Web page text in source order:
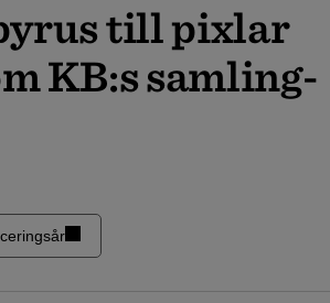
till pixlar
KB:s samling­